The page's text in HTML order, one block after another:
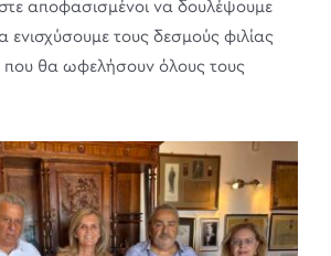
αποφασισμένοι να δουλέψουμε
ενισχύσουμε τους δεσμούς φιλίας
που θα ωφελήσουν όλους τους